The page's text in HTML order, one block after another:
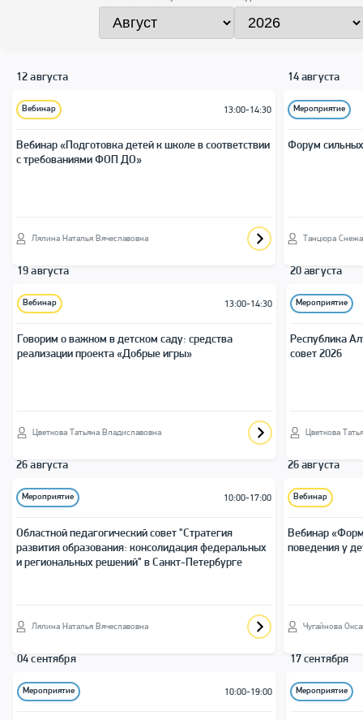
12 августа
Вебинар 13:00-14:30
Вебинар «Подготовка детей к школе в соответствии
с требованиями ФОП ДО»
Лялина Наталья Вячеславовна
14 августа
Мероприятие
Форум
Танцюра
19 августа
Вебинар 13:00-14:30
Говорим о важном в детском саду: средства
реализации проекта «Добрые игры»
Цветкова Татьяна Владиславовна
20 августа
Мероприятие
Республика
совет 2026
Цветкова
26 августа
Мероприятие 10:00-17:00
Областной педагогический совет "Стратегия
развития образования: консолидация федеральных
и региональных решений" в Санкт-Петербурге
Лялина Наталья Вячеславовна
26 августа
Вебинар
Вебинар
поведения у
Чугайнова
04 сентября
Мероприятие 10:00-19:00
17 сентября
Мероприятие